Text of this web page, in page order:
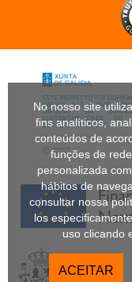
No nosso site
fins analíticos,
conteúdos de
funções de
personalizada
hábitos de
consultar nossa
los
uso clicando
ACEITAR